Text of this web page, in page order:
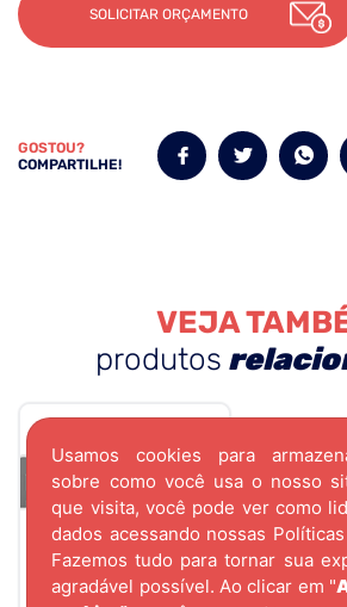
Usamos cookies para
sobre como você usa o nosso
que visita, você pode ver como
dados acessando nossas
Fazemos tudo para tornar sua
agradável possível. Ao clicar em "
SOLICITAR ORÇAMENTO
GOSTOU?
COMPARTILHE!
VEJA
produtos